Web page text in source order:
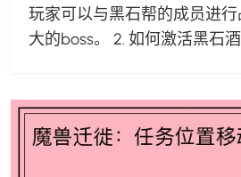
玩家可以与黑石帮的成员进
大的boss。 2. 如何激活黑石酒